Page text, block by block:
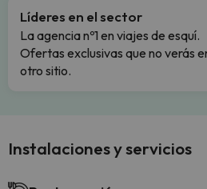
Líderes en el sector
La agencia nº1 en viajes de esquí.
Ofertas exclusivas que no verás
otro sitio.
Instalaciones y servicios